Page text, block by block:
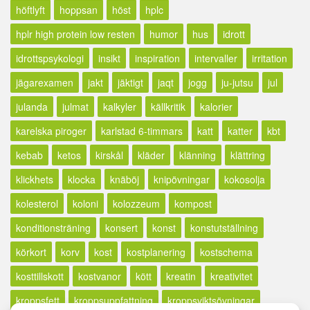
höftlyft
hoppsan höst
hplc
hplr high protein low resten
humor hus
idrott
idrottspsykologi
insikt inspiration intervaller
irritation
jägarexamen
jakt jäktigt jaqt jogg ju-jutsu
jul
julanda
julmat kalkyler källkritik
kalorier
karelska piroger
karlstad 6-timmars katt katter
kbt
kebab
ketos kirskål kläder klänning
klättring
klickhets
klocka knäböj knipövningar
kokosolja
kolesterol
koloni kolozzeum
kompost
konditionsträning
konsert konst
konstutställning
körkort
korv kost kostplanering
kostschema
kosttillskott
kostvanor kött kreatin
kreativitet
kroppsfett
kroppsuppfattning kroppsviktsövningar